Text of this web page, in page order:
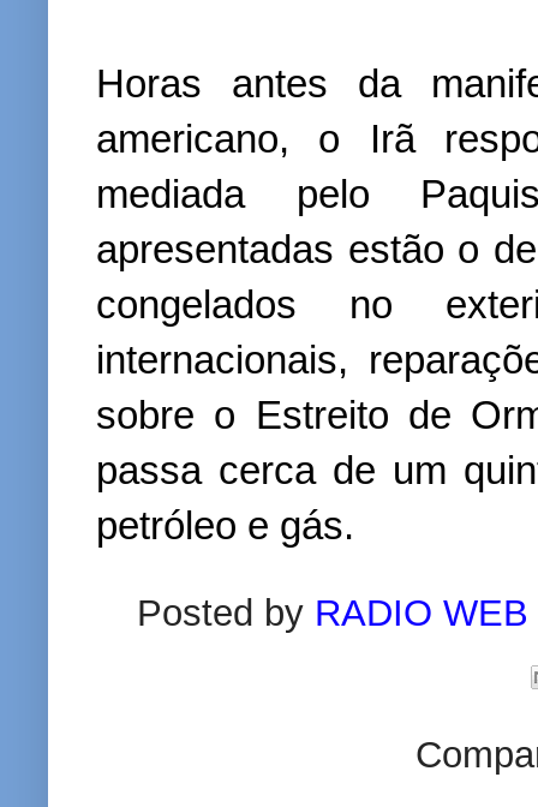
Horas antes da
americano, o Irã
mediada pelo
apresentadas estão o
congelados no
internacionais,
sobre o Estreito de
passa cerca de um
petróleo e gás.
Posted by RADIO